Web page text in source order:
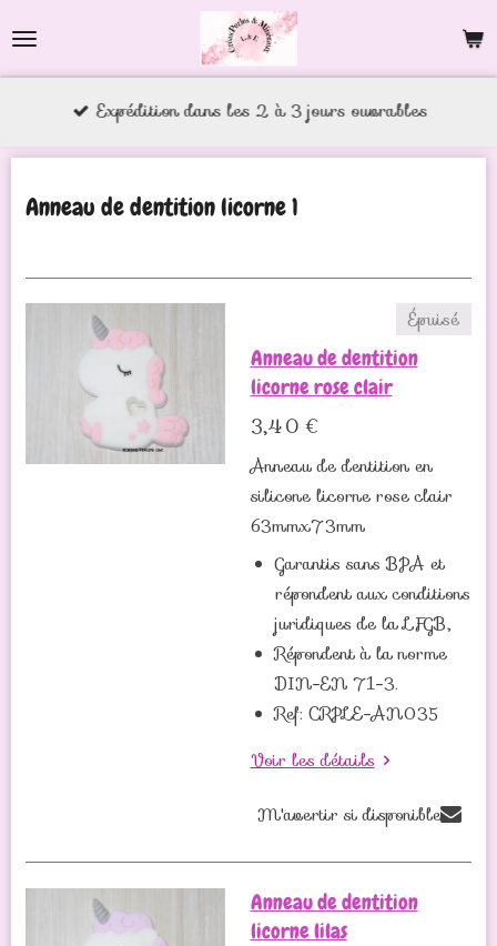
principal
Expédition dans les 2 à 3 jours ouvrables
Anneau de dentition licorne 1
Épuisé
Anneau de dentition
licorne rose clair
3,40 €
Anneau de dentition en
silicone licorne rose clair
63mmx73mm
Garantis sans BPA et
répondent aux conditions
juridiques de la LFGB,
Répondent à la norme
DIN-EN 71-3.
Ref: CRPLE-AN035
Voir les détails
M'avertir si disponible
Anneau de dentition
licorne lilas